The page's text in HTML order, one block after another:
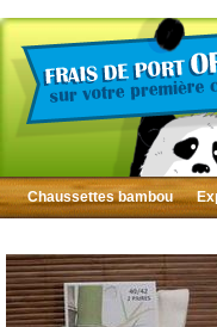
Chaussettes bambou